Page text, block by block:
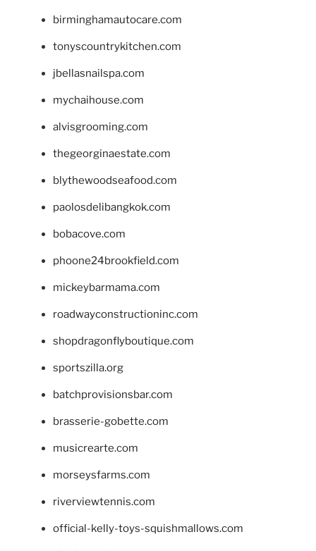
birminghamautocare.com
tonyscountrykitchen.com
jbellasnailspa.com
mychaihouse.com
alvisgrooming.com
thegeorginaestate.com
blythewoodseafood.com
paolosdelibangkok.com
bobacove.com
phoone24brookfield.com
mickeybarmama.com
roadwayconstructioninc.com
shopdragonflyboutique.com
sportszilla.org
batchprovisionsbar.com
brasserie-gobette.com
musicrearte.com
morseysfarms.com
riverviewtennis.com
official-kelly-toys-squishmallows.com